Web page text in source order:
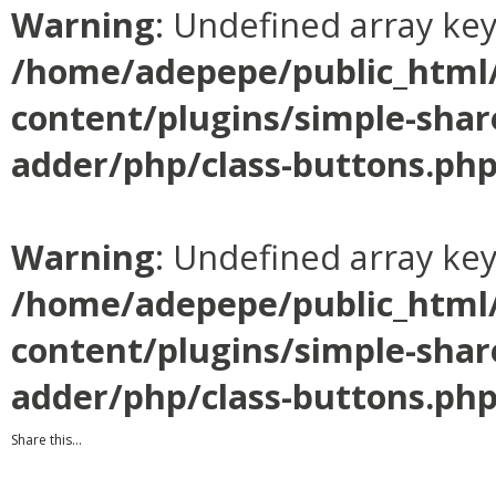
Warning: Undefined array
/home/adepepe/
content/plugins/simple-
adder/php/class-
Warning: Undefined array
/home/adepepe/
content/plugins/simple-
adder/php/class-
Share this...